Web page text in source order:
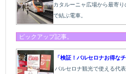
カタルーニャ広場から最寄
で結ぶ電車。
ピックアップ記事。
「検証！バルセロナお得な
バルセロナ観光で使える代